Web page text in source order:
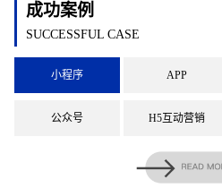
成功案例
SUCCESSFUL CASE
小程序 APP
公众号 H5互动营销